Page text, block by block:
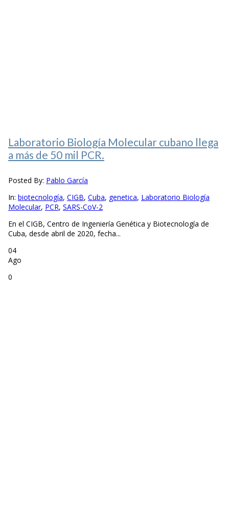
Laboratorio Biología Molecular cubano llega
a más de 50 mil PCR.
Posted By: Pablo García
In: biotecnología, CIGB, Cuba, genetica, Laboratorio Biología
Molecular, PCR, SARS-CoV-2
En el CIGB, Centro de Ingeniería Genética y Biotecnología de
Cuba, desde abril de 2020, fecha...
04
Ago
0